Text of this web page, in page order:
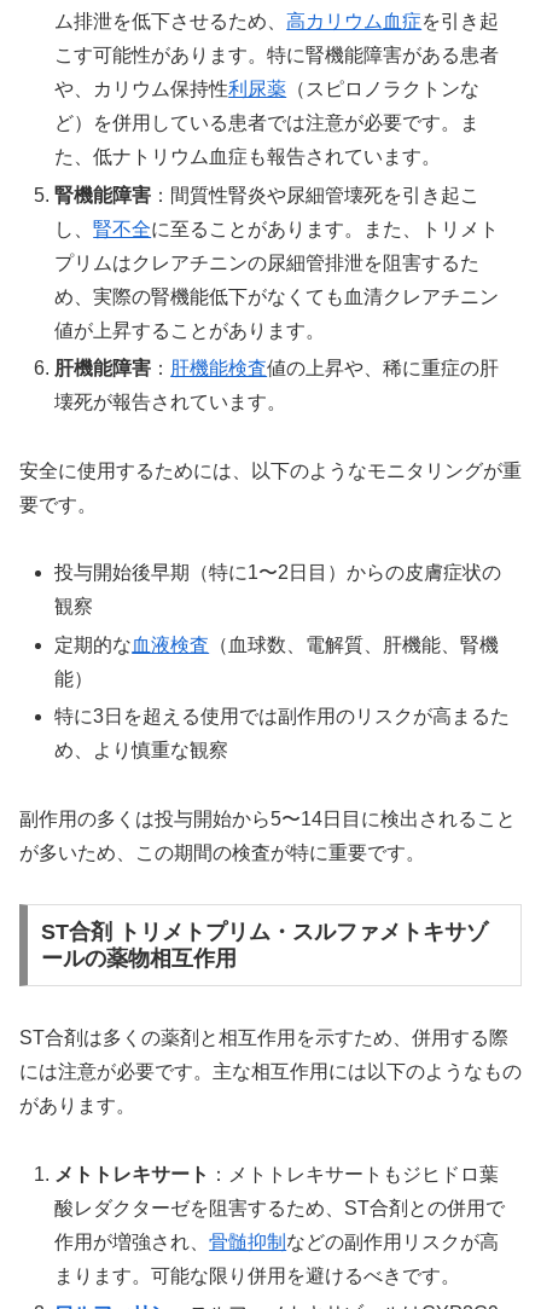
ム排泄を低下させるため、高カリウム血症を引き起
こす可能性があります。特に腎機能障害がある患者
や、カリウム保持性利尿薬 （スピロノラクトンな
ど）を併用している患者では注意が必要です。ま
た、低ナトリウム血症も報告されています。
腎機能障害 ：間質性腎炎や尿細管壊死を引き起こ
し、腎不全に至ることがあります。また、トリメト
プリムはクレアチニンの尿細管排泄を阻害するた
め、実際の腎機能低下がなくても血清クレアチニン
値が上昇することがあります。
肝機能障害 ： 肝機能検査値の上昇や、稀に重症の肝
壊死が報告されています。
安全に使用するためには、以下のようなモニタリングが重
要です。
投与開始後早期（特に1〜2日目）からの皮膚症状の
観察
定期的な血液検査 （血球数、電解質、肝機能、腎機
能）
特に3日を超える使用では副作用のリスクが高まるた
め、より慎重な観察
副作用の多くは投与開始から5〜14日目に検出されること
が多いため、この期間の検査が特に重要です。
ST合剤 トリメトプリム・スルファメトキサゾ
ールの薬物相互作用
ST合剤は多くの薬剤と相互作用を示すため、併用する際
には注意が必要です。主な相互作用には以下のようなもの
があります。
メトトレキサート ：メトトレキサートもジヒドロ葉
酸レダクターゼを阻害するため、ST合剤との併用で
作用が増強され、骨髄抑制 などの副作用リスクが高
まります。可能な限り併用を避けるべきです。